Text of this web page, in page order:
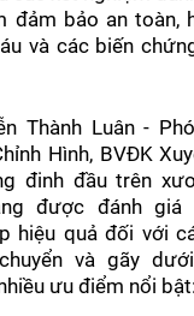
đảm bảo an toàn,
và các biến
Thành Luân -
Hình, BVĐK
đinh đầu trên
được đánh
hiệu quả đối với
và gãy
ưu điểm nổi bật: